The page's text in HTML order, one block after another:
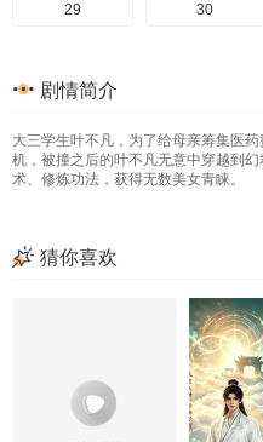
189 190
197
201
149 150
157
161 162
178
182
185 186
109 110
117
121 122
138
142
145 146
69 70
77
81 82
98
102
105 106
29 30
37
41 42
58
62
65 66
剧情简介
大三学生叶不凡，为了给母亲筹集医
机，被撞之后的叶不凡无意中穿越到
术、修炼功法，获得无数美女青睐。
猜你喜欢